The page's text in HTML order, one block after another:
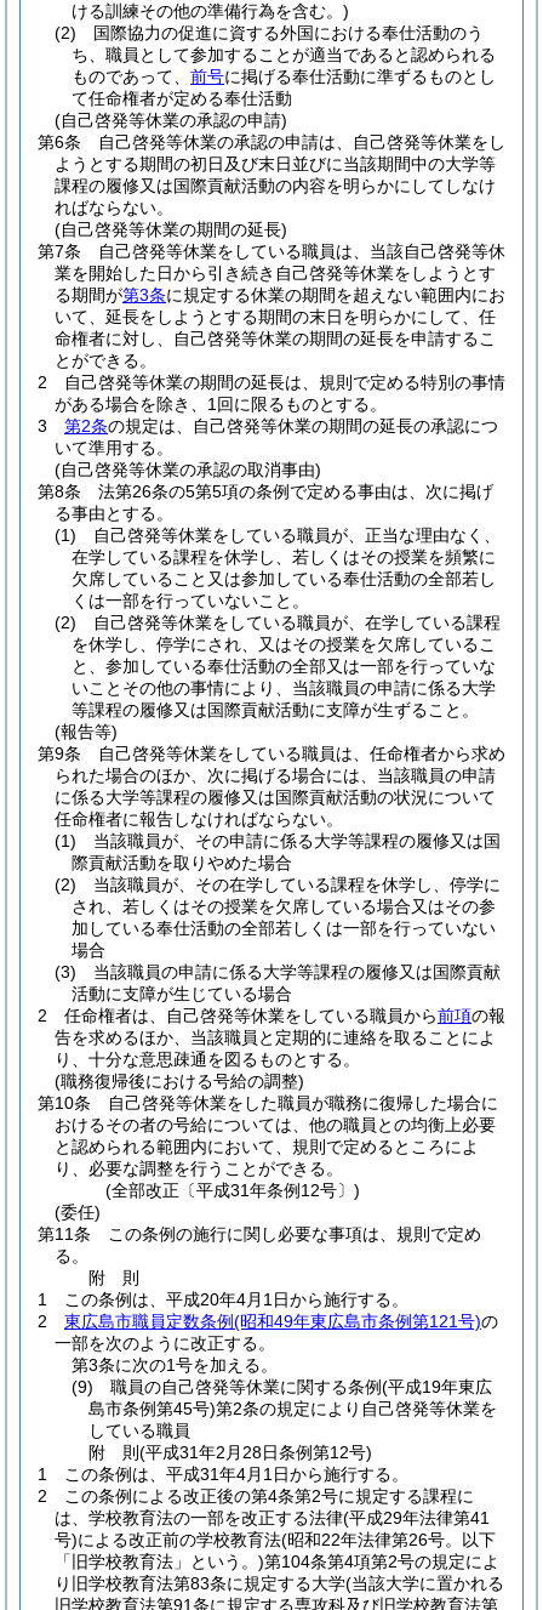
ける訓練その他の準備行為を含む。)
(2)
国際協力の促進に資する外国における奉仕活動のう
ち、職員として参加することが適当であると認められる
ものであって、 前号に掲げる奉仕活動に準ずるものとし
て任命権者が定める奉仕活動
(自己啓発等休業の承認の申請)
第6条
自己啓発等休業の承認の申請は、自己啓発等休業をし
ようとする期間の初日及び末日並びに当該期間中の大学等
課程の履修又は国際貢献活動の内容を明らかにしてしなけ
ればならない。
(自己啓発等休業の期間の延長)
第7条
自己啓発等休業をしている職員は、当該自己啓発等休
業を開始した日から引き続き自己啓発等休業をしようとす
る期間が第3条に規定する休業の期間を超えない範囲内にお
いて、延長をしようとする期間の末日を明らかにして、任
命権者に対し、自己啓発等休業の期間の延長を申請するこ
とができる。
2
自己啓発等休業の期間の延長は、規則で定める特別の事情
がある場合を除き、1回に限るものとする。
3
第2条の規定は、自己啓発等休業の期間の延長の承認につ
いて準用する。
(自己啓発等休業の承認の取消事由)
第8条
法第26条の5第5項の条例で定める事由は、次に掲げ
る事由とする。
(1)
自己啓発等休業をしている職員が、正当な理由なく、
在学している課程を休学し、若しくはその授業を頻繁に
欠席していること又は参加している奉仕活動の全部若し
くは一部を行っていないこと。
(2)
自己啓発等休業をしている職員が、在学している課程
を休学し、停学にされ、又はその授業を欠席しているこ
と、参加している奉仕活動の全部又は一部を行っていな
いことその他の事情により、当該職員の申請に係る大学
等課程の履修又は国際貢献活動に支障が生ずること。
(報告等)
第9条
自己啓発等休業をしている職員は、任命権者から求め
られた場合のほか、次に掲げる場合には、当該職員の申請
に係る大学等課程の履修又は国際貢献活動の状況について
任命権者に報告しなければならない。
(1)
当該職員が、その申請に係る大学等課程の履修又は国
際貢献活動を取りやめた場合
(2)
当該職員が、その在学している課程を休学し、停学に
され、若しくはその授業を欠席している場合又はその参
加している奉仕活動の全部若しくは一部を行っていない
場合
(3)
当該職員の申請に係る大学等課程の履修又は国際貢献
活動に支障が生じている場合
2
任命権者は、自己啓発等休業をしている職員から前項の報
告を求めるほか、当該職員と定期的に連絡を取ることによ
り、十分な意思疎通を図るものとする。
(職務復帰後における号給の調整)
第10条
自己啓発等休業をした職員が職務に復帰した場合に
おけるその者の号給については、他の職員との均衡上必要
と認められる範囲内において、規則で定めるところによ
り、必要な調整を行うことができる。
(全部改正〔平成31年条例12号〕)
(委任)
第11条
この条例の施行に関し必要な事項は、規則で定め
る。
附 則
1
この条例は、平成20年4月1日から施行する。
2
東広島市職員定数条例(昭和49年東広島市条例第121号)の
一部を次のように改正する。
第3条に次の1号を加える。
(9)
職員の自己啓発等休業に関する条例(平成19年東広
島市条例第45号)第2条の規定により自己啓発等休業を
している職員
附 則(平成31年2月28日条例第12号)
1
この条例は、平成31年4月1日から施行する。
2
この条例による改正後の第4条第2号に規定する課程に
は、学校教育法の一部を改正する法律(平成29年法律第41
号)による改正前の学校教育法(昭和22年法律第26号。以下
「旧学校教育法」という。)第104条第4項第2号の規定によ
り旧学校教育法第83条に規定する大学(当該大学に置かれる
旧学校教育法第91条に規定する専攻科及び旧学校教育法第